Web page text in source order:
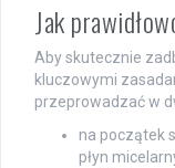
Jak
Aby skutecznie
kluczowymi
przeprowadzać w
na początek
płyn